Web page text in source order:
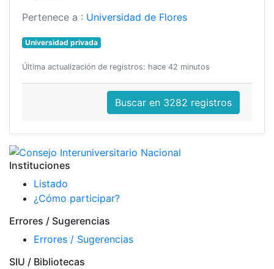
Pertenece a : Universidad de Flores
Universidad privada
Última actualización de registros: hace 42 minutos
Buscar en 3282 registros
Instituciones
Listado
¿Cómo participar?
Errores / Sugerencias
Errores / Sugerencias
SIU / Bibliotecas